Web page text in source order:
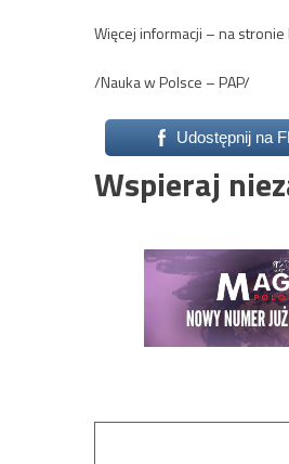
Więcej informacji – na
/Nauka w Polsce – PAP/
Udostępnij na
Wspieraj